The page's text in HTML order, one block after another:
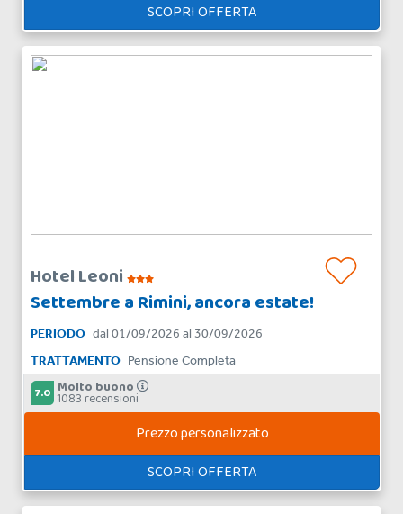
SCOPRI OFFERTA
Hotel Leoni
Settembre a Rimini, ancora estate!
PERIODO dal 01/09/2026 al 30/09/2026
TRATTAMENTO Pensione Completa
7.0 Molto buono
1083 recensioni
Prezzo personalizzato
SCOPRI OFFERTA